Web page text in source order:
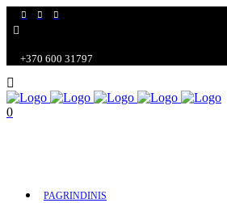
+370 600 31797
0
PAGRINDINIS